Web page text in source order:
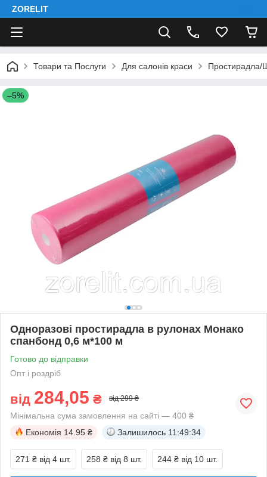
ZORELIT
Товари та Послуги Для салонів краси Простирадла/
–5%
Одноразові простирадла в рулонах Монако
спанбонд 0,6 м*100 м
Готово до відправки
Опт і роздріб
від 284,05 ₴ від 299 ₴
Мінімальна сума замовлення на сайті — 400 ₴
Економія 14.95 ₴ Залишилось 11:49:34
271 ₴ від 4 шт. 258 ₴ від 8 шт. 244 ₴ від 10 шт.